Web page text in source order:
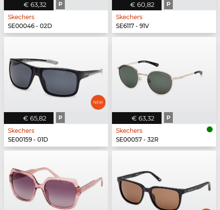
€ 63,32 P
Skechers
SE00046 - 02D
€ 60,82 P
Skechers
SE6117 - 91V
€ 65,82 P
Skechers
SE00159 - 01D
€ 63,32 P
Skechers
SE00057 - 32R